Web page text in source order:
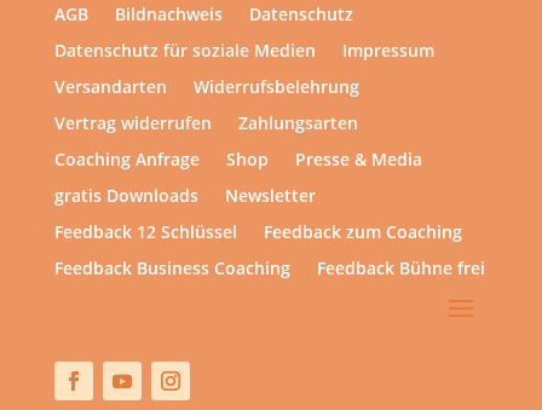
AGB Bildnachweis
Datenschutz
Datenschutz für soziale Medien
Impressum
Versandarten
Widerrufsbelehrung
Vertrag widerrufen
Zahlungsarten
Coaching Anfrage
Shop
Presse & Media
gratis Downloads
Newsletter
Feedback 12 Schlüssel
Feedback zum Coaching
Feedback Business Coaching
Feedback Bühne frei